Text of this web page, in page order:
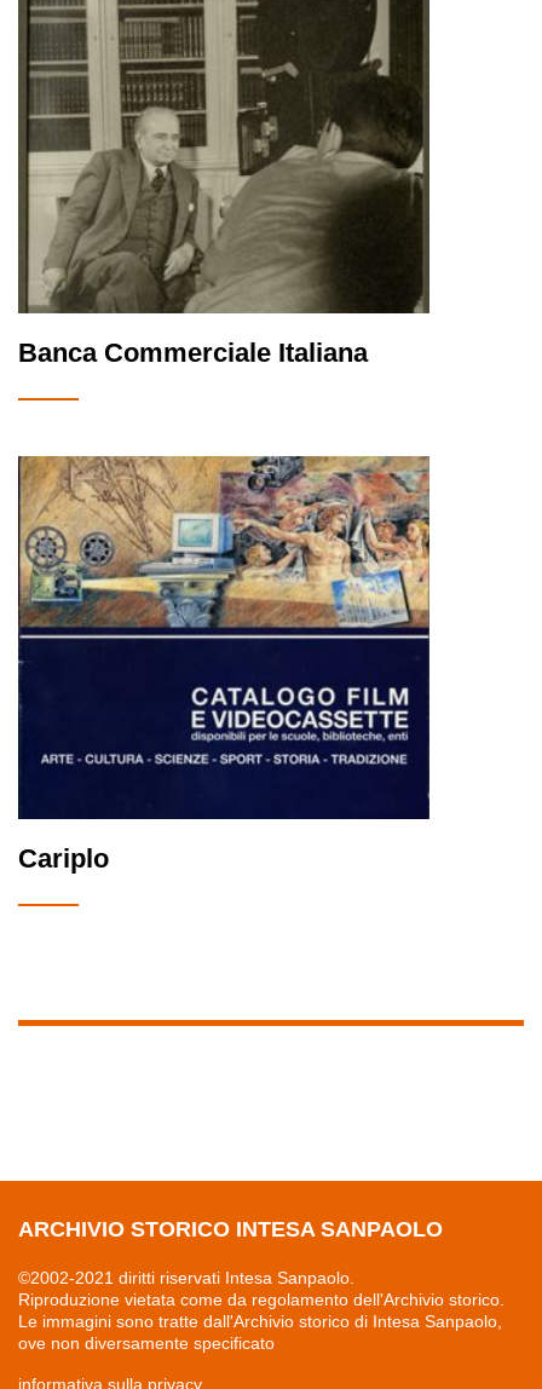
Banca Commerciale Italiana
Cariplo
ARCHIVIO STORICO INTESA SANPAOLO
©2002-2021 diritti riservati Intesa Sanpaolo.
Riproduzione vietata come da regolamento dell'Archivio storico.
Le immagini sono tratte dall'Archivio storico di Intesa Sanpaolo,
ove non diversamente specificato
informativa sulla privacy